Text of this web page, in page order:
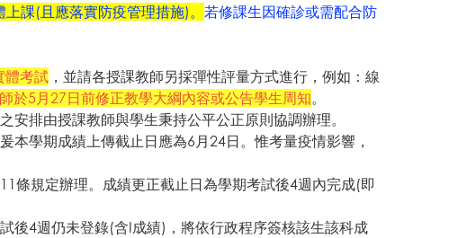
課(且應落實防疫管理措施)。 若修課生因確診或需配合防
體考試 ，並請各授課教師另採彈性評量方式進行，例如：線
於5月27日前修正教學大綱內容或公告學生周知。
排由授課教師與學生秉持公平公正原則協調辦理。
學期成績上傳截止日應為6月24日。惟考量疫情影響，
條規定辦理。成績更正截止日為學期考試後4週內完成(即
後4週仍未登錄(含I成績)，將依行政程序簽核該生該科成